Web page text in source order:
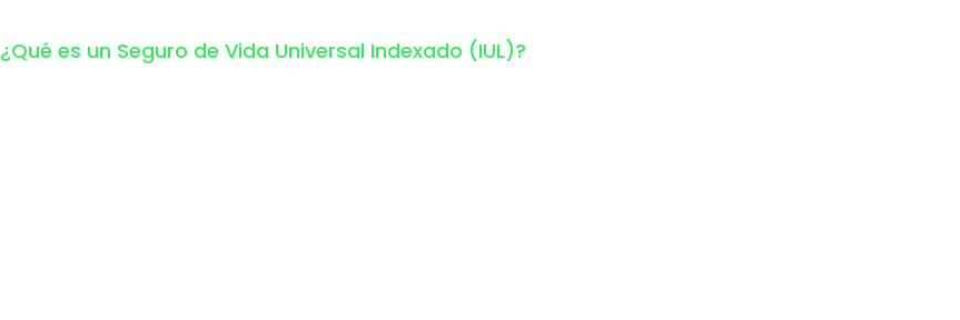
¿Qué es un Seguro de Vida Universal Indexado (IUL)?